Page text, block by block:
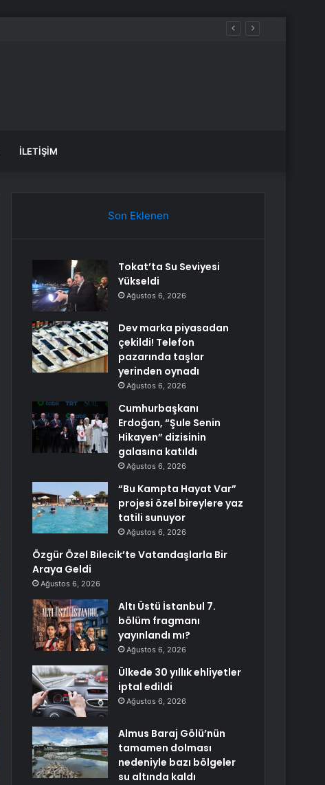
İLETIŞIM
Son Eklenen
Tokat’ta Su Seviyesi
Yükseldi
Ağustos 6, 2026
Dev marka piyasadan
çekildi! Telefon
pazarında taşlar
yerinden oynadı
Ağustos 6, 2026
Cumhurbaşkanı
Erdoğan, “Şule Senin
Hikayen” dizisinin
galasına katıldı
Ağustos 6, 2026
“Bu Kampta Hayat Var”
projesi özel bireylere yaz
tatili sunuyor
Ağustos 6, 2026
Özgür Özel Bilecik’te Vatandaşlarla Bir
Araya Geldi
Ağustos 6, 2026
Altı Üstü İstanbul 7.
bölüm fragmanı
yayınlandı mı?
Ağustos 6, 2026
Ülkede 30 yıllık ehliyetler
iptal edildi
Ağustos 6, 2026
Almus Baraj Gölü’nün
tamamen dolması
nedeniyle bazı bölgeler
su altında kaldı